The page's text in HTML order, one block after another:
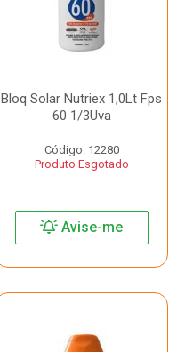
Bloq Solar Nutriex 1,0Lt Fps
60 1/3Uva
Código: 12280
Produto Esgotado
Avise-me